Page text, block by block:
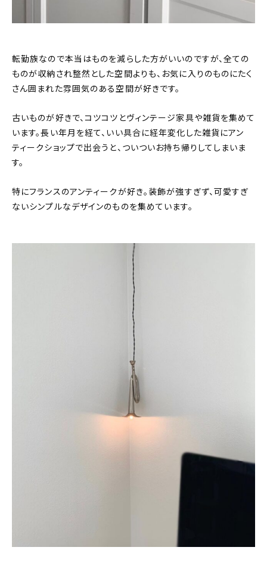
転勤族なので本当はものを減らした方がいいのですが、全ての
ものが収納され整然とした空間よりも、お気に入りのものにたく
さん囲まれた雰囲気のある空間が好きです。
古いものが好きで、コツコツとヴィンテージ家具や雑貨を集めて
います。長い年月を経て、いい具合に経年変化した雑貨にアン
ティークショップで出会うと、ついついお持ち帰りしてしまいま
す。
特にフランスのアンティークが好き。装飾が強すぎず、可愛すぎ
ないシンプルなデザインのものを集めています。